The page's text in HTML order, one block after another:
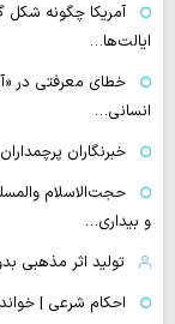
ایالت‌ها…
خطای معرفتی در
انسانی…
خبرنگاران
حجت‌الاسلام
و بیداری…
تولید اثر مذهبی
احکام شرعی |